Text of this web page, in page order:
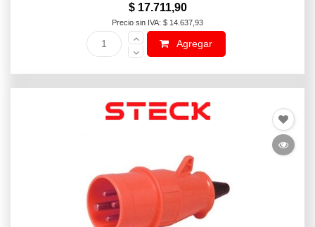
$ 17.711,90
Precio sin IVA: $ 14.637,93
Agregar